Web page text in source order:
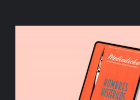
AÑADIR AL CARRITO /